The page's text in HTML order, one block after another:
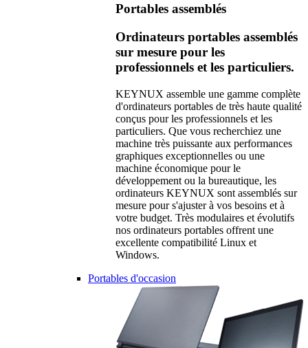
Portables assemblés
Ordinateurs portables assemblés
sur mesure pour les
professionnels et les particuliers.
KEYNUX assemble une gamme complète
d'ordinateurs portables de très haute qualité
conçus pour les professionnels et les
particuliers. Que vous recherchiez une
machine très puissante aux performances
graphiques exceptionnelles ou une
machine économique pour le
développement ou la bureautique, les
ordinateurs KEYNUX sont assemblés sur
mesure pour s'ajuster à vos besoins et à
votre budget. Très modulaires et évolutifs
nos ordinateurs portables offrent une
excellente compatibilité Linux et
Windows.
Portables d'occasion